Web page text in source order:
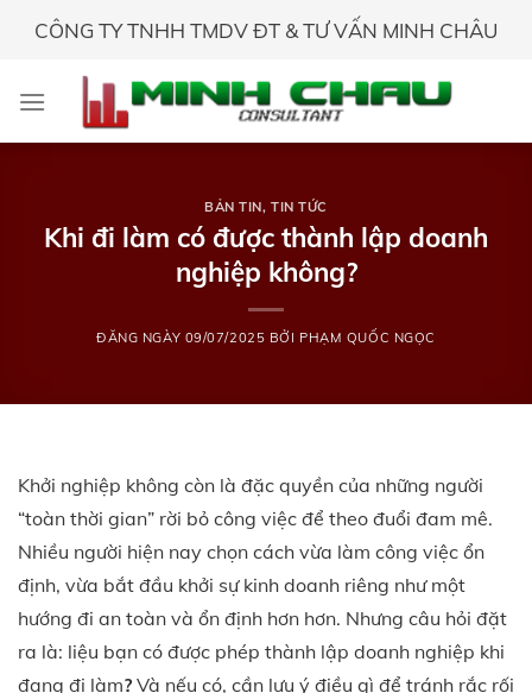
CÔNG TY TNHH TMDV ĐT & TƯ VẤN MINH CHÂU
BẢN TIN,TIN TỨC
Khi đi làm có được thành lập doanh
nghiệp không?
ĐĂNG NGÀY 09/07/2025 BỞI PHẠM QUỐC NGỌC
Khởi nghiệp không còn là đặc quyền của những người
“toàn thời gian” rời bỏ công việc để theo đuổi đam mê.
Nhiều người hiện nay chọn cách vừa làm công việc ổn
định, vừa bắt đầu khởi sự kinh doanh riêng như một
hướng đi an toàn và ổn định hơn hơn. Nhưng câu hỏi đặt
ra là: liệu bạn có được phép thành lập doanh nghiệp khi
đang đi làm?Và nếu có, cần lưu ý điều gì để tránh rắc rối